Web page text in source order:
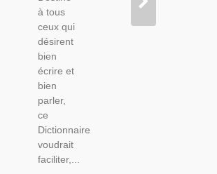
à tous
ceux qui
désirent
bien
écrire et
bien
parler,
ce
Dictionnaire
voudrait
faciliter,...